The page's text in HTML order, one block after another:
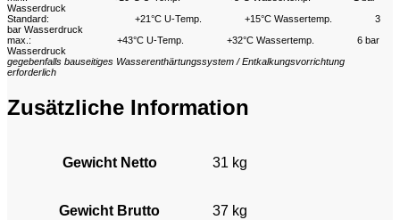
Wasserdruck
Standard:
+21°C U-Temp. +15°C Wassertemp.
3
bar Wasserdruck
max.:
+43°C U-Temp. +32°C Wassertemp.
6 bar
Wasserdruck
gegebenfalls bauseitiges Wasserenthärtungssystem / Entkalkungsvorrichtung
erforderlich
Zusätzliche Information
Gewicht Netto 31 kg
Gewicht Brutto 37 kg